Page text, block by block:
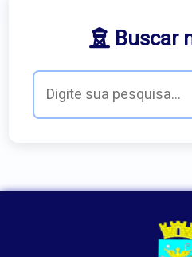
Buscar